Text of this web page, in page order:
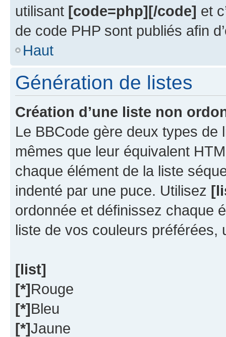
utilisant [code=php][/code] et
de code PHP sont publiés afin
Haut
Génération de listes
Création d’une liste non
Le BBCode gère deux types
mêmes que leur équivalent
chaque élément de la liste
indenté par une puce. Utilisez
ordonnée et définissez chaque
liste de vos couleurs préférées,
[list]
[*]Rouge
[*]Bleu
[*]Jaune